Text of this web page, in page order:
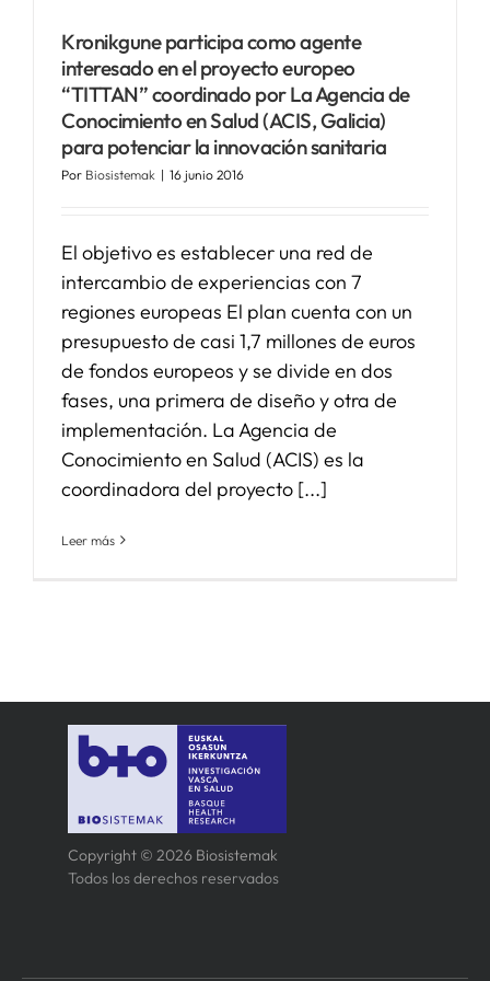
SERVICIOS
APOYO I+D+I
Kronikgune participa como agente
interesado en el proyecto europeo
“TITTAN” coordinado por La Agencia de
Conocimiento en Salud (ACIS, Galicia)
para potenciar la innovación sanitaria
Por Biosistemak | 16 junio 2016
El objetivo es establecer una red de
intercambio de experiencias con 7
regiones europeas El plan cuenta con un
presupuesto de casi 1,7 millones de euros
de fondos europeos y se divide en dos
fases, una primera de diseño y otra de
implementación. La Agencia de
Conocimiento en Salud (ACIS) es la
coordinadora del proyecto [...]
Leer más
Copyright © 2026 Biosistemak
Todos los derechos reservados